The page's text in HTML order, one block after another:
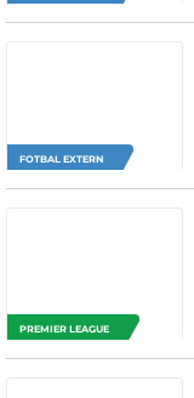
FOTBAL EXTERN
PREMIER LEAGUE